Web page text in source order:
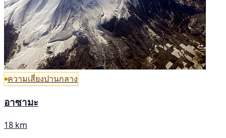
ความเสี่ยงปานกลาง
อาซามะ
18 km